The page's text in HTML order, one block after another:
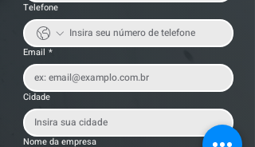
Telefone
Email *
Cidade
Nome da empresa